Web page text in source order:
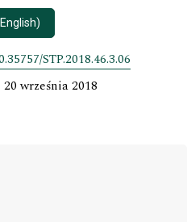
STP.2018.46.3.06
września 2018